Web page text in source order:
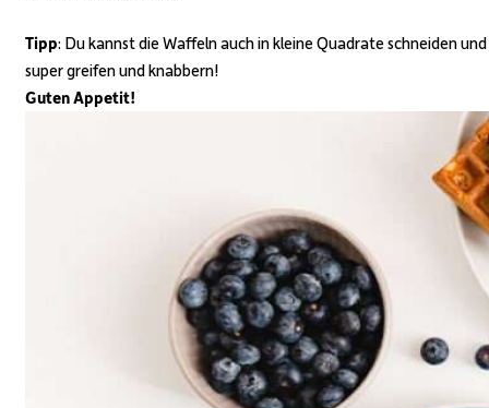
Tipp: Du kannst die Waffeln auch in kleine Quadrate schneiden
super greifen und knabbern!
Guten Appetit!